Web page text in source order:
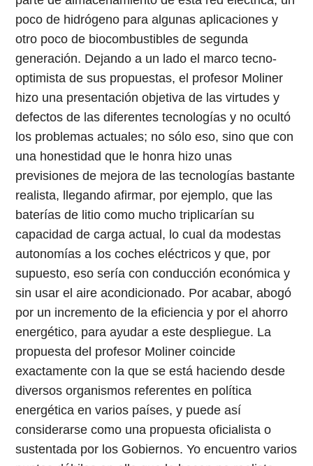
poco de hidrógeno para algunas aplicaciones y
otro poco de biocombustibles de segunda
generación. Dejando a un lado el marco tecno-
optimista de sus propuestas, el profesor Moliner
hizo una presentación objetiva de las virtudes y
defectos de las diferentes tecnologías y no ocultó
los problemas actuales; no sólo eso, sino que con
una honestidad que le honra hizo unas
previsiones de mejora de las tecnologías bastante
realista, llegando afirmar, por ejemplo, que las
baterías de litio como mucho triplicarían su
capacidad de carga actual, lo cual da modestas
autonomías a los coches eléctricos y que, por
supuesto, eso sería con conducción económica y
sin usar el aire acondicionado. Por acabar, abogó
por un incremento de la eficiencia y por el ahorro
energético, para ayudar a este despliegue. La
propuesta del profesor Moliner coincide
exactamente con la que se está haciendo desde
diversos organismos referentes en política
energética en varios países, y puede así
considerarse como una propuesta oficialista o
sustentada por los Gobiernos. Yo encuentro varios